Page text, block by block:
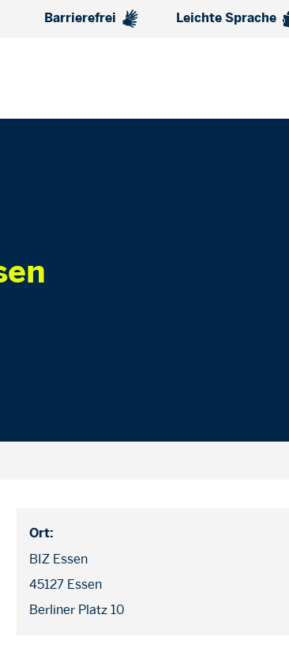
Barrierefrei Leichte Sprache
Ort:
BIZ Essen
45127 Essen
Berliner Platz 10